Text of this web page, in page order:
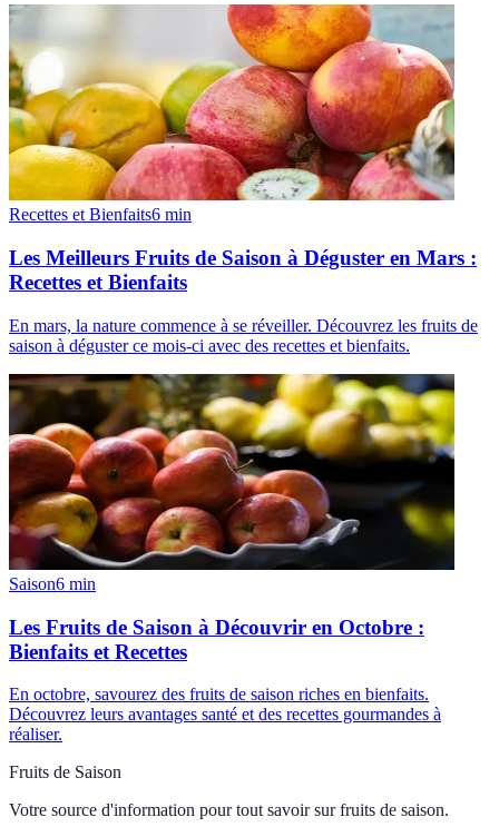
Recettes et Bienfaits6 min
Les Meilleurs Fruits de Saison à Déguster en Mars :
Recettes et Bienfaits
En mars, la nature commence à se réveiller. Découvrez les fruits de
saison à déguster ce mois-ci avec des recettes et bienfaits.
Saison6 min
Les Fruits de Saison à Découvrir en Octobre :
Bienfaits et Recettes
En octobre, savourez des fruits de saison riches en bienfaits.
Découvrez leurs avantages santé et des recettes gourmandes à
réaliser.
Fruits de Saison
Votre source d'information pour tout savoir sur fruits de saison.